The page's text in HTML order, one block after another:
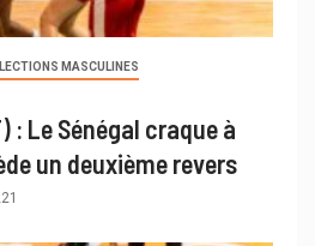
MASCULINES
: Le Sénégal craque à
un deuxième revers